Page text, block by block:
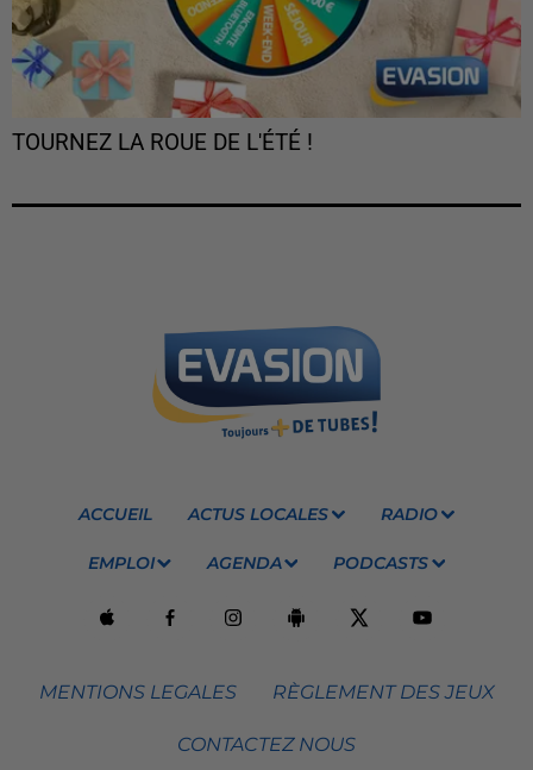
TOURNEZ LA ROUE DE L'ÉTÉ !
ACCUEIL ACTUS LOCALES RADIO
EMPLOI AGENDA PODCASTS
MENTIONS LEGALES RÈGLEMENT DES JEUX
CONTACTEZ NOUS